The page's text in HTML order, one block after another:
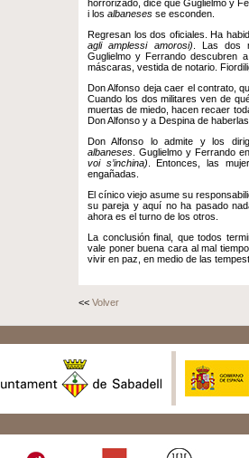
horrorizado, dice que Guglielmo y
i los albaneses se esconden.
Regresan los dos oficiales. Ha
agli amplessi amorosi) . Las dos
Guglielmo y Ferrando descubren
máscaras, vestida de notario.
Don Alfonso deja caer el contrato,
Cuando los dos militares ven de
muertas de miedo, hacen recaer
Don Alfonso y a Despina de
Don Alfonso lo admite y los
albaneses . Guglielmo y Ferrando
voi s’inchina) . Entonces, las
engañadas.
El cínico viejo asume su
su pareja y aquí no ha pasado
ahora es el turno de los otros.
La conclusión final, que todos
vale poner buena cara al mal
vivir en paz, en medio de las
<< Volver